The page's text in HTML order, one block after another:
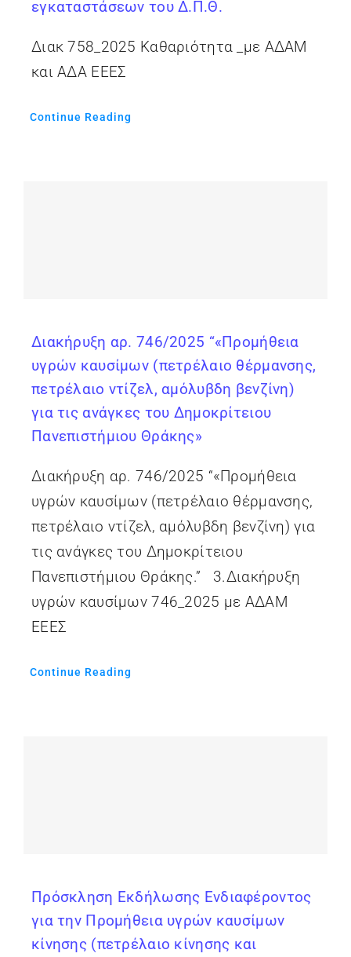
εγκαταστάσεων του Δ.Π.Θ.
Διακ 758_2025 Καθαριότητα _με ΑΔΑΜ
και ΑΔΑ ΕΕΕΣ
Continue Reading
Διακήρυξη αρ. 746/2025 “«Προμήθεια
υγρών καυσίμων (πετρέλαιο θέρμανσης,
πετρέλαιο ντίζελ, αμόλυβδη βενζίνη)
για τις ανάγκες του Δημοκρίτειου
Πανεπιστήμιου Θράκης»
Διακήρυξη αρ. 746/2025 “«Προμήθεια
υγρών καυσίμων (πετρέλαιο θέρμανσης,
πετρέλαιο ντίζελ, αμόλυβδη βενζίνη) για
τις ανάγκες του Δημοκρίτειου
Πανεπιστήμιου Θράκης.” 3.Διακήρυξη
υγρών καυσίμων 746_2025 με ΑΔΑΜ
ΕΕΕΣ
Continue Reading
Πρόσκληση Εκδήλωσης Ενδιαφέροντος
για την Προμήθεια υγρών καυσίμων
κίνησης (πετρέλαιο κίνησης και